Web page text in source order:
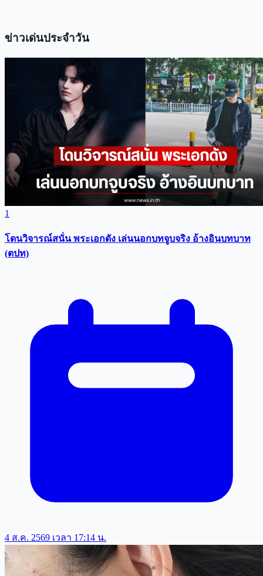
ข่าวเด่นประจำวัน
1
โดนวิจารณ์สนั่น พระเอกดัง เล่นนอกบทจูบจริง อ้างอินบทบาท
(ตปท)
4 ส.ค. 2569 เวลา 17:14 น.